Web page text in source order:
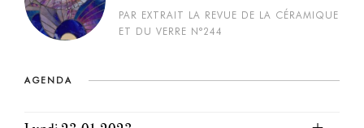
PAR EXTRAIT LA REVUE DE LA CÉRAMIQUE
ET DU VERRE N°244
AGENDA